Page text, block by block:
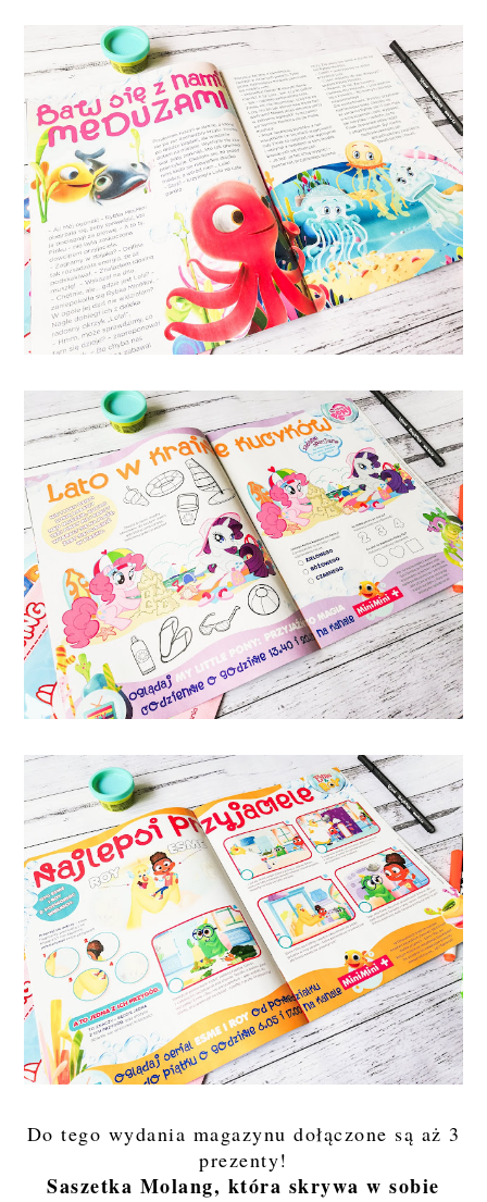
Do tego wydania magazynu dołączone są aż 3
prezenty!
Saszetka Molang, która skrywa w sobie